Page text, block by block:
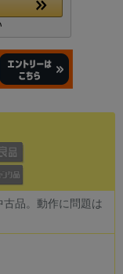
品。動作に問題は
月 から